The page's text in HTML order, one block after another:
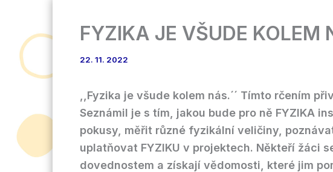
FYZIKA JE VŠUDE KOLEM
22. 11. 2022
,,Fyzika je všude kolem nás.´´ Tímto rčením
Seznámil je s tím, jakou bude pro ně FYZIKA
pokusy, měřit různé fyzikální veličiny,
uplatňovat FYZIKU v projektech. Někteří žáci
dovednostem a získají vědomosti, které jim